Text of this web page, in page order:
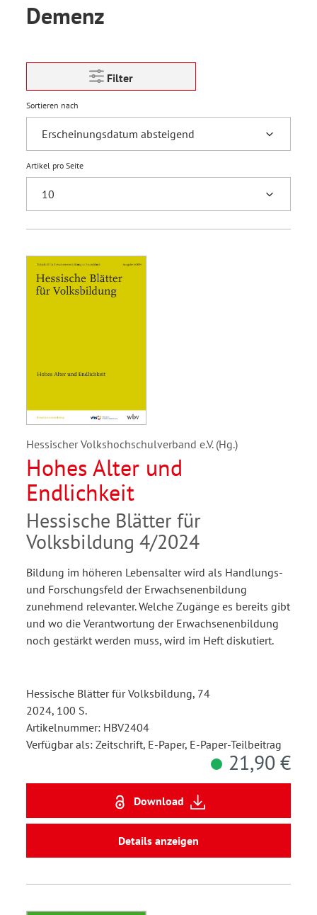
Demenz
Filter
Sortieren nach
Artikel pro Seite
Hessischer Volkshochschulverband e.V. (Hg.)
Hohes Alter und
Endlichkeit
Hessische Blätter für
Volksbildung 4/2024
Bildung im höheren Lebensalter wird als Handlungs-
und Forschungsfeld der Erwachsenenbildung
zunehmend relevanter. Welche Zugänge es bereits gibt
und wo die Verantwortung der Erwachsenenbildung
noch gestärkt werden muss, wird im Heft diskutiert.
Hessische Blätter für Volksbildung, 74
2024, 100 S.
Artikelnummer: HBV2404
Verfügbar als: Zeitschrift, E-Paper, E-Paper-Teilbeitrag
21,90 €
Download
Details anzeigen